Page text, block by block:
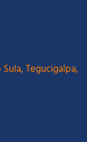
Tegucigalpa,